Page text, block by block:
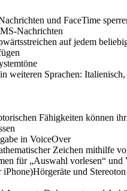
und FaceTime
Nachrichten
auf jedem
weiteren Sprachen:
Fähigkeiten können
in VoiceOver
Zeichen mithilfe
für „Auswahl vorlesen“ und
und